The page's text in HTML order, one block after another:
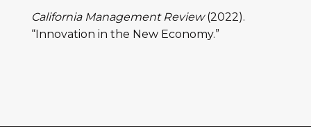
California Management Review(2022).
“Innovation in the New Economy.”